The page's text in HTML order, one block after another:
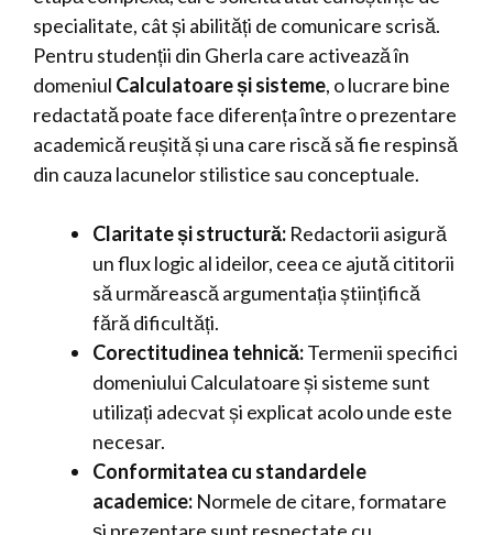
specialitate, cât și abilități de comunicare scrisă.
Pentru studenții din Gherla care activează în
domeniul Calculatoare și sisteme, o lucrare bine
redactată poate face diferența între o prezentare
academică reușită și una care riscă să fie respinsă
din cauza lacunelor stilistice sau conceptuale.
Claritate și structură: Redactorii asigură
un flux logic al ideilor, ceea ce ajută cititorii
să urmărească argumentația științifică
fără dificultăți.
Corectitudinea tehnică:Termenii specifici
domeniului Calculatoare și sisteme sunt
utilizați adecvat și explicat acolo unde este
necesar.
Conformitatea cu standardele
academice: Normele de citare, formatare